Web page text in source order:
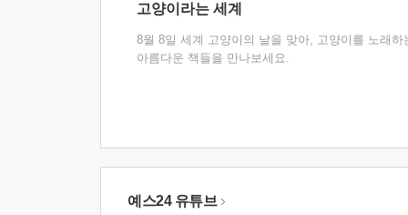
고양이라는 세계
8월 8일 세계 고양이의 날을 맞아, 고양이를 노래하
아름다운 책들을 만나보세요.
예스24 유튜브